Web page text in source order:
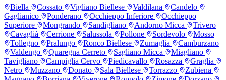
Biella
Cossato Vigliano Biellese Valdilana
Candelo
Gaglianico
Ponderano Occhieppo Inferiore
Occhieppo
Superiore
Mongrando Sandigliano Andorno Micca
Trivero
Cavaglià
Cerrione Salussola Pollone Sordevolo
Mosso
Tollegno
Pralungo Ronco Biellese Zumaglia
Camburzano
Valdengo
Quaregna Cerreto Sagliano Micca
Miagliano
Tavigliano
Campiglia Cervo Piedicavallo Rosazza
Graglia
Netro
Muzzano Donato Sala Biellese Torrazzo
Zubiena